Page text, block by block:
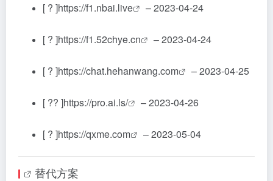
[ ? ]https://f1.nbai.live – 2023-04-24
[ ? ]https://f1.52chye.cn – 2023-04-24
[ ? ]https://chat.hehanwang.com – 2023-04-25
[ ?? ]https://pro.ai.ls/ – 2023-04-26
[ ? ]https://qxme.com – 2023-05-04
替代方案